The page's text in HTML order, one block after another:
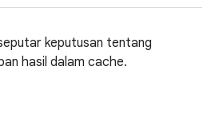
keputusan tentang
hasil dalam cache.